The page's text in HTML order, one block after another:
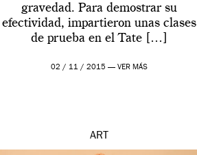
gravedad. Para demostrar su
efectividad, impartieron unas clases
de prueba en el Tate […]
02 / 11 / 2015 — VER MÁS
ART